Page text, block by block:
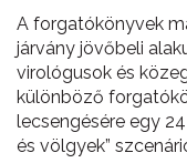
A forgatókönyvek
járvány jövőbeli
virológusok és
különböző
lecsengésére egy
és völgyek”